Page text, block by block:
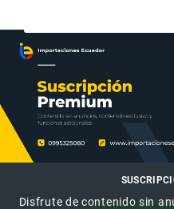
Disfrute de contenido sin